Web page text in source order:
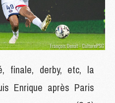
finale, derby, etc, la
Enrique après Paris